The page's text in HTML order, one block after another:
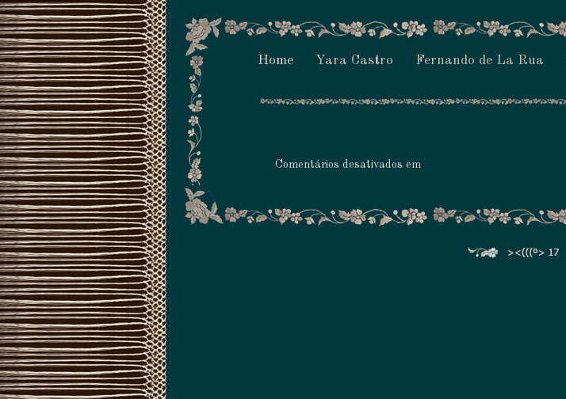
Home Yara Castro Fernando de La Rua
Comentários desativados em